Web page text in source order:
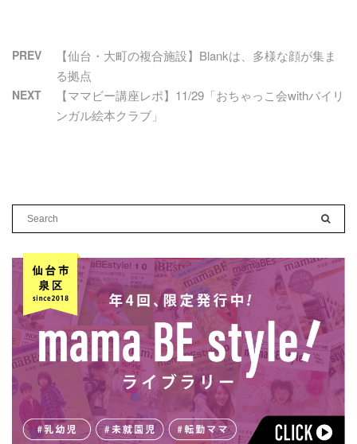
PREV
【仙台・大町の複合施設】Blankは、多様な顔が集ま
る拠点
NEXT
【ママビー講座レポ】11/29「おちゃっこ会withバイリ
ンガル絵本クラブ」